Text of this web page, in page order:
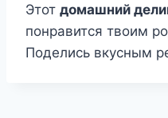
Этот домашний
понравится твоим
Поделись вкусным